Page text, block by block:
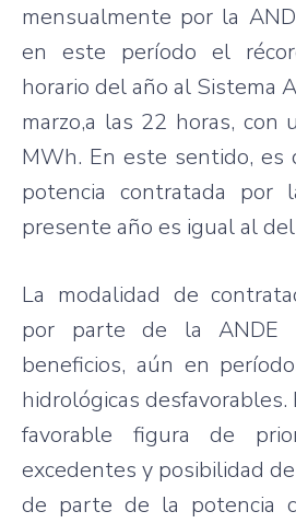
mensualmente por la
en este período el
horario del año al Sistema
marzo,a las 22 horas, con
MWh. En este sentido, es
potencia contratada por
presente año es igual al
La modalidad de
por parte de la ANDE
beneficios, aún en
hidrológicas desfavorables.
favorable figura de
excedentes y posibilidad
de parte de la potencia